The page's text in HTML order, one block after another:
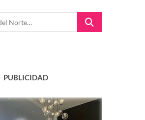
u
B
u
Buscar
PUBLICIDAD